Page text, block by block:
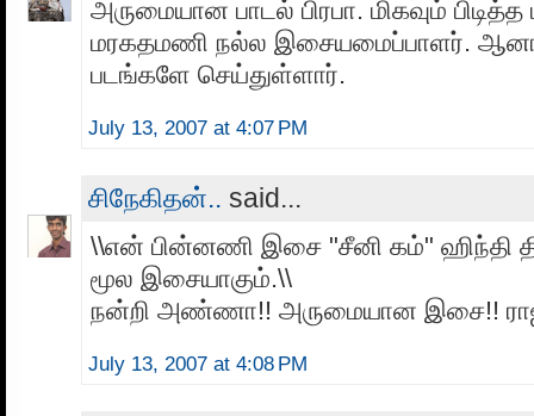
அருமையான பாடல் பிரபா. மிகவும் பிடித்த
மரகதமணி நல்ல இசையமைப்பாளர்.
படங்களே செய்துள்ளார்.
July 13, 2007 at 4:07 PM
சிநேகிதன்.. said...
\\என் பின்னணி இசை "சீனி கம்" ஹிந்தி
மூல இசையாகும்.\\
நன்றி அண்ணா!! அருமையான இசை!!
July 13, 2007 at 4:08 PM